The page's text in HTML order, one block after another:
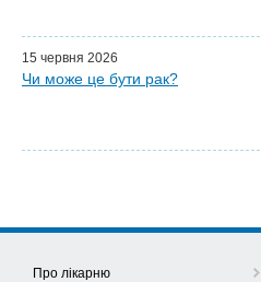
15 червня 2026
Чи може це бути рак?
Про лікарню